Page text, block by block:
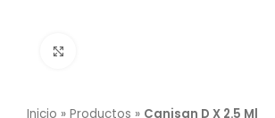
Inicio » Productos » Canisan D X 2.5 Ml